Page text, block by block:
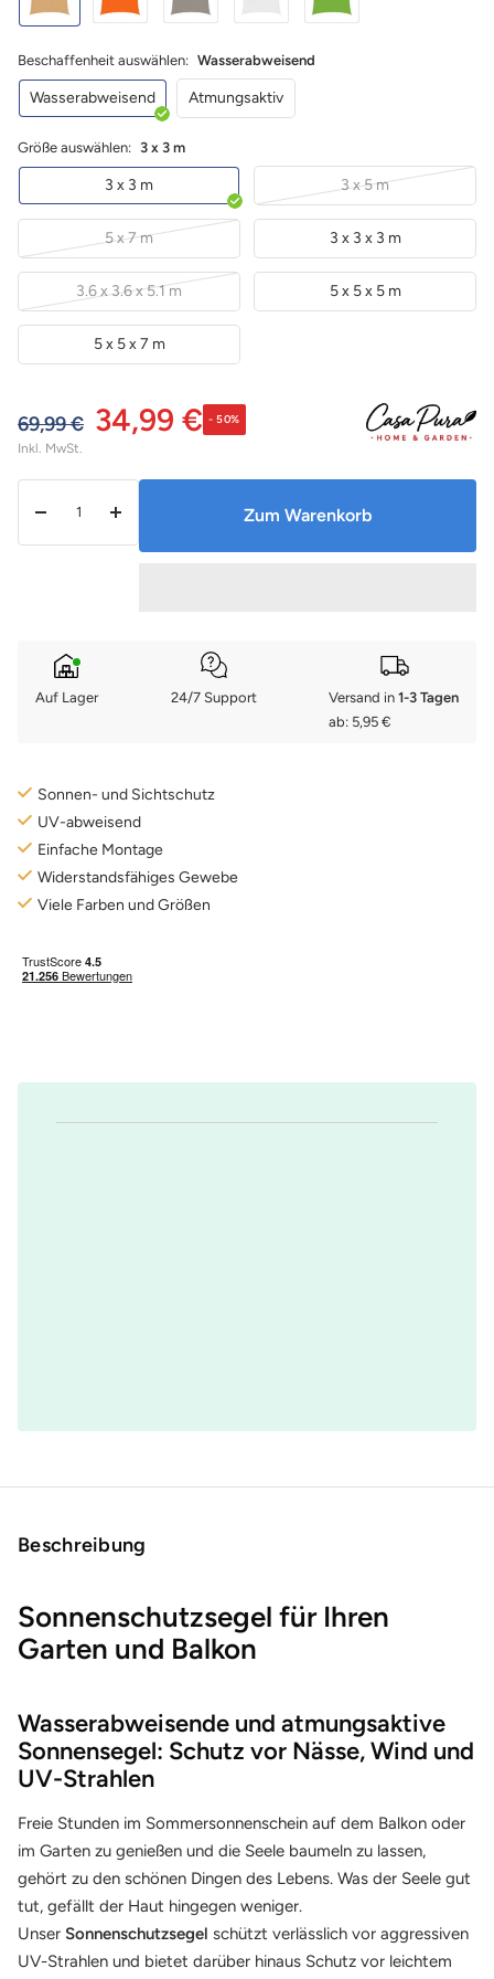
Beschaffenheit auswählen: Wasserabweisend
Wasserabweisend Atmungsaktiv
Größe auswählen: 3 x 3 m
3 x 3 m 3 x 5 m
5 x 7 m 3 x 3 x 3 m
3.6 x 3.6 x 5.1 m 5 x 5 x 5 m
5 x 5 x 7 m
69,99 € 34,99 € - 50%
Inkl. MwSt.
Menge
verringern
Menge
erhöhen
Zum Warenkorb
Auf Lager 24/7 Support Versand in 1-3 Tagen
ab: 5,95 €
Sonnen- und Sichtschutz
UV-abweisend
Einfache Montage
Widerstandsfähiges Gewebe
Viele Farben und Größen
Beschreibung
Sonnenschutzsegel für Ihren
Garten und Balkon
Wasserabweisende und atmungsaktive
Sonnensegel: Schutz vor Nässe, Wind und
UV-Strahlen
Freie Stunden im Sommersonnenschein auf dem Balkon oder
im Garten zu genießen und die Seele baumeln zu lassen,
gehört zu den schönen Dingen des Lebens. Was der Seele gut
tut, gefällt der Haut hingegen weniger.
Unser Sonnenschutzsegel schützt verlässlich vor aggressiven
UV-Strahlen und bietet darüber hinaus Schutz vor leichtem